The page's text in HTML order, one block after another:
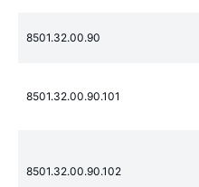
8501.32.00.90
8501.32.00.90.101
8501.32.00.90.102